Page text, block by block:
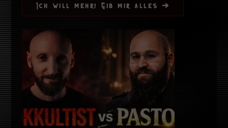
Ich will mehr! Gib mir alles ➔